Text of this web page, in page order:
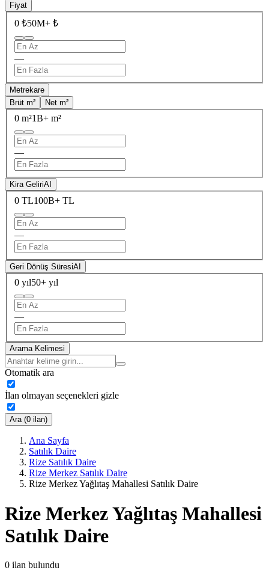
Fiyat
0 ₺50M+ ₺
—
Metrekare
Brüt m²
Net m²
0 m²1B+ m²
—
Kira GeliriAI
0 TL100B+ TL
—
Geri Dönüş SüresiAI
0 yıl50+ yıl
—
Arama Kelimesi
Otomatik ara
İlan olmayan seçenekleri gizle
Ara (0 ilan)
Ana Sayfa
Satılık Daire
Rize Satılık Daire
Rize Merkez Satılık Daire
Rize Merkez Yağlıtaş Mahallesi Satılık Daire
Rize Merkez Yağlıtaş Mahallesi
Satılık Daire
0 ilan bulundu